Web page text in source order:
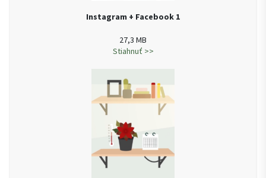
Instagram + Facebook 1
27,3 MB
Stiahnuť >>